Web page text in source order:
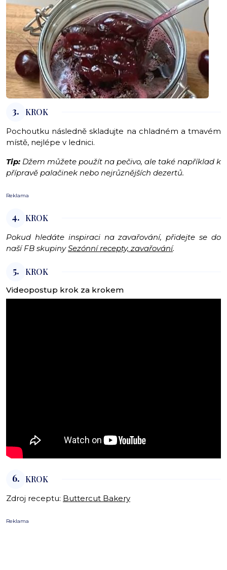
3. KROK
Pochoutku následně skladujte na chladném a tmavém
místě, nejlépe v lednici.
Tip: Džem můžete použít na pečivo, ale také například k
přípravě palačinek nebo nejrůznějších dezertů.
Reklama
4. KROK
Pokud hledáte inspiraci na zavařování, přidejte se do
naší FB skupinySezónní recepty, zavařování.
5. KROK
Videopostup krok za krokem
6. KROK
Zdroj receptu: Buttercut Bakery
Reklama